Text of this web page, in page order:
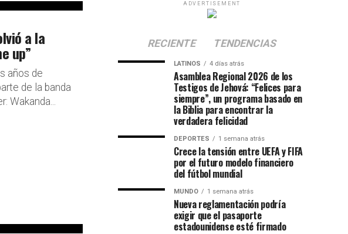
a la
up”
años de
de la banda
Wakanda...
ADVERTISEMENT
RECIENTE TENDENCIAS
LATINOS 4 días atrás
Asamblea Regional 2026 de los
Testigos de Jehová: “Felices para
siempre”, un programa basado en
la Biblia para encontrar la
verdadera felicidad
DEPORTES 1 semana atrás
Crece la tensión entre UEFA y FIFA
por el futuro modelo financiero
del fútbol mundial
MUNDO 1 semana atrás
Nueva reglamentación podría
exigir que el pasaporte
estadounidense esté firmado